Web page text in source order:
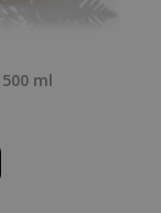
ml